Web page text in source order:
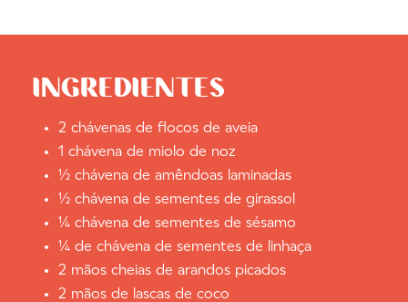
INGREDIENTES
2 chávenas de flocos de aveia
1 chávena de miolo de noz
½ chávena de amêndoas laminadas
½ chávena de sementes de girassol
¼ chávena de sementes de sésamo
¼ de chávena de sementes de linhaça
2 mãos cheias de arandos picados
2 mãos de lascas de coco